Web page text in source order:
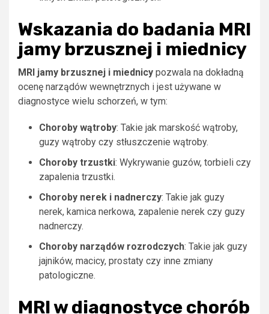
Wskazania do badania MRI
jamy brzusznej i miednicy
MRI jamy brzusznej i miednicy pozwala na dokładną
ocenę narządów wewnętrznych i jest używane w
diagnostyce wielu schorzeń, w tym:
Choroby wątroby: Takie jak marskość wątroby,
guzy wątroby czy stłuszczenie wątroby.
Choroby trzustki: Wykrywanie guzów, torbieli czy
zapalenia trzustki.
Choroby nerek i nadnerczy: Takie jak guzy
nerek, kamica nerkowa, zapalenie nerek czy guzy
nadnerczy.
Choroby narządów rozrodczych: Takie jak guzy
jajników, macicy, prostaty czy inne zmiany
patologiczne.
MRI w diagnostyce chorób